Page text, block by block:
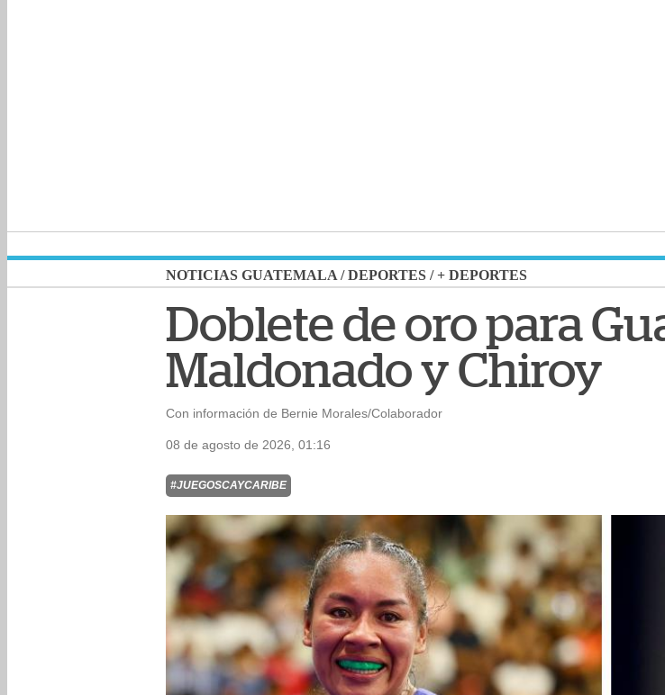
NOTICIAS GUATEMALA /DEPORTES /+ DEPORTES
Doblete de oro para
Maldonado y Chiroy
Con información de Bernie Morales/Colaborador
08 de agosto de 2026, 01:16
#JUEGOSCAYCARIBE